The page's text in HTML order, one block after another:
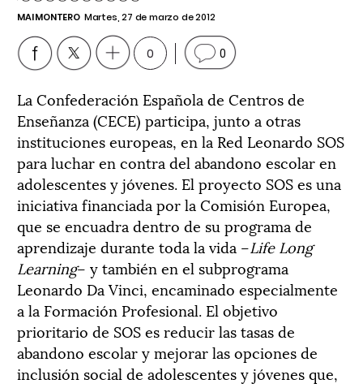
MAI MONTERO Martes, 27 de marzo de 2012
0 0
La Confederación Española de Centros de
Enseñanza (CECE) participa, junto a otras
instituciones europeas, en la Red Leonardo SOS
para luchar en contra del abandono escolar en
adolescentes y jóvenes. El proyecto SOS es una
iniciativa financiada por la Comisión Europea,
que se encuadra dentro de su programa de
aprendizaje durante toda la vida –Life Long
Learning– y también en el subprograma
Leonardo Da Vinci, encaminado especialmente
a la Formación Profesional. El objetivo
prioritario de SOS es reducir las tasas de
abandono escolar y mejorar las opciones de
inclusión social de adolescentes y jóvenes que,